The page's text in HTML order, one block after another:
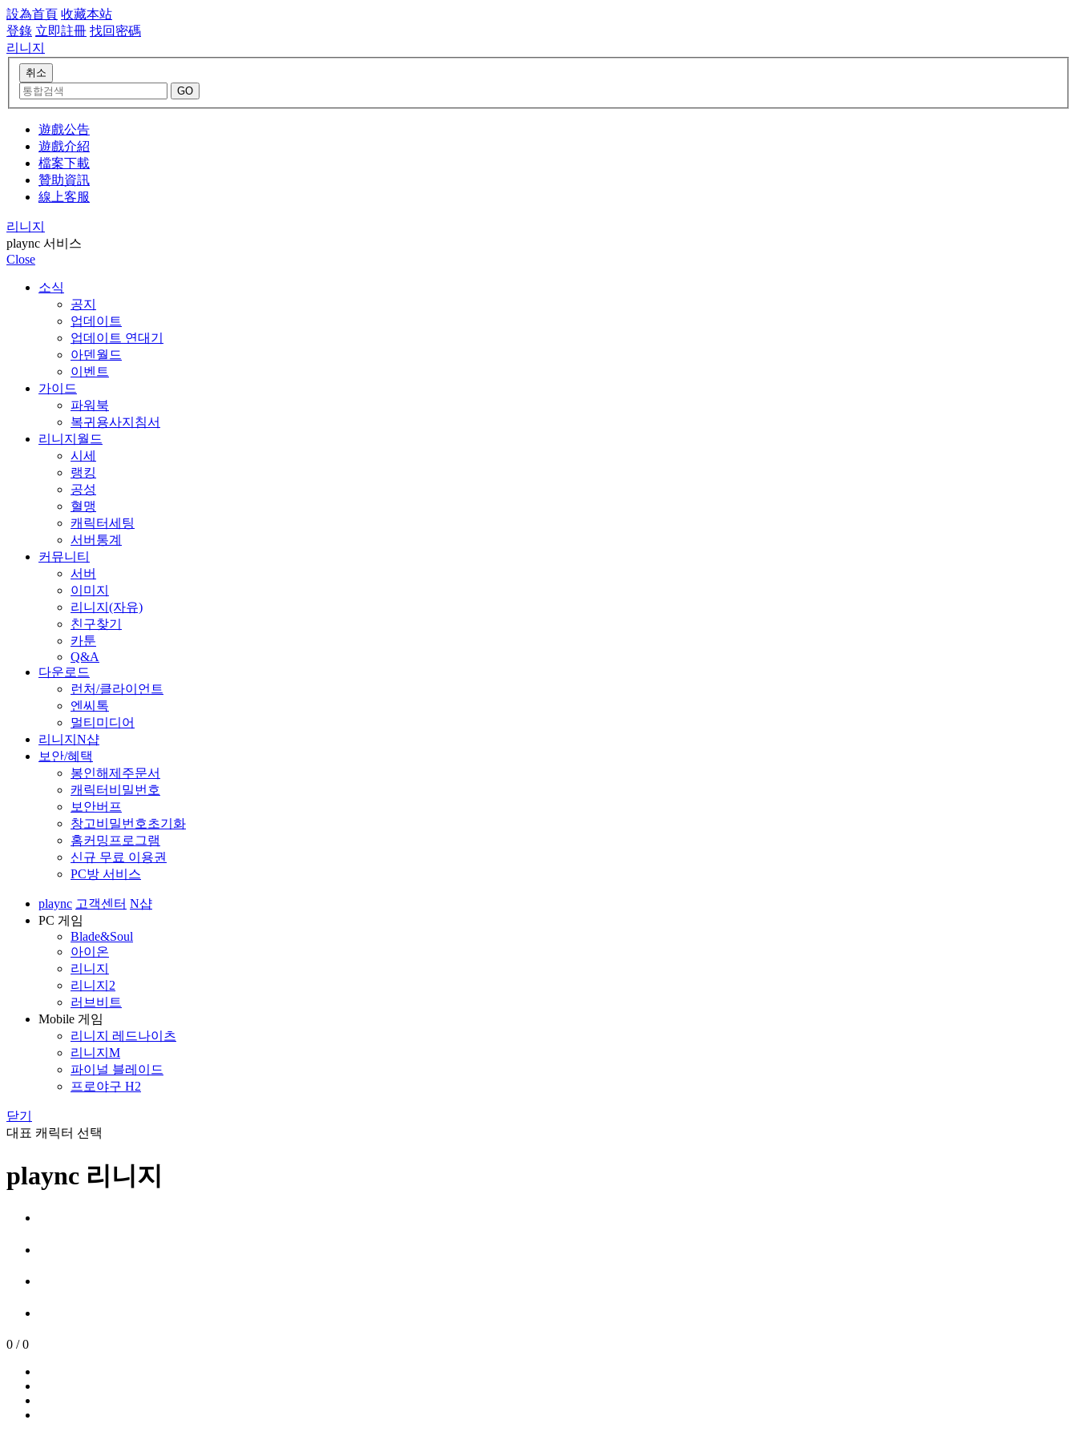
設為首頁 收藏本站
登錄 立即註冊 找回密碼
리니지
遊戲公告
遊戲介紹
檔案下載
贊助資訊
線上客服
리니지
plaync 서비스
Close
소식
공지
업데이트
업데이트 연대기
아덴월드
이벤트
가이드
파워북
복귀용사지침서
리니지월드
시세
랭킹
공성
혈맹
캐릭터세팅
서버통계
커뮤니티
서버
이미지
리니지(자유)
친구찾기
카툰
Q&A
다운로드
런처/클라이언트
엔씨톡
멀티미디어
리니지N샵
보안/혜택
봉인해제주문서
캐릭터비밀번호
보안버프
창고비밀번호초기화
홈커밍프로그램
신규 무료 이용권
PC방 서비스
plaync 고객센터 N샵
PC 게임
Blade&Soul
아이온
리니지
리니지2
러브비트
Mobile 게임
리니지 레드나이츠
리니지M
파이널 블레이드
프로야구 H2
닫기
대표 캐릭터 선택
plaync 리니지
0 / 0